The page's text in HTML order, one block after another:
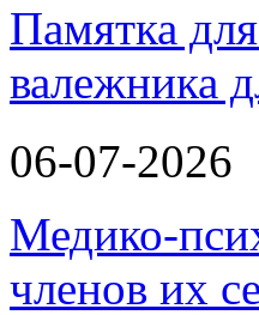
Памятка
валежника
06-07-2026
Медико-
членов их